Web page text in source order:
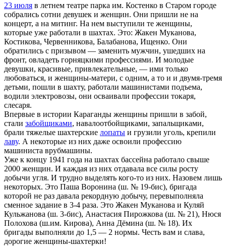
23 июля в летнем театре парка им. Костенко в Старом городе
собрались сотни девушек и женщин. Они пришли не на
концерт, а на митинг. На нем выступили те женщины,
которые уже работали в шахтах. Это: Жакен Муканова,
Костикова, Червенникова, Балабанова, Ищенко. Они
обратились с призывом — заменить мужчин, ушедших на
фронт, овладеть горняцкими профессиями. И молодые
девушки, красивые, привлекательные, — ими только
любоваться, и женщины-матери, с одним, а то и и двумя-тремя
детьми, пошли в шахту, работали машинистами подъема,
водили электровозы, они осваивали профессии токаря,
слесаря.
Впервые в истории Караганды женщины пришли в забой,
стали забойщиками, навалоотбойщиками, запальщиками,
брали тяжелые шахтерские лопаты и грузили уголь, крепили
лаву. А некоторые из них даже освоили профессию
машиниста врубмашины.
Уже к концу 1941 года на шахтах бассейна работало свыше
2000 женщин. И каждая из них отдавала все силы росту
добычи угля. И трудно выделять кого-то из них. Назовем лишь
некоторых. Это Паша Воронина (ш. № 19-бис), бригада
которой не раз давала рекордную добычу, перевыполняла
сменное задание в 3-4 раза. Это Жакен Муканова и Куляй
Кульжанова (ш. 3-бис), Анастасия Пирожкова (ш. № 21), Нюся
Полохова (ш.им. Кирова), Анна Дёмина (ш. № 18). Их
бригады выполняли до 1,5 — 2 нормы. Честь вам и слава,
дорогие женщины-шахтерки!